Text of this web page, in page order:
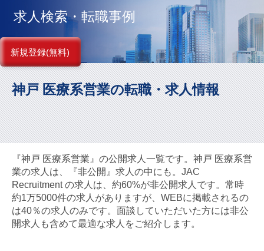
WEB（デジタル・メディア・ゲーム）
電気・電機
コンピュータハード・周辺機器
半導体
機械・装置
自動車・部品
化学
金属・素材
エネルギー・プラント
求人検索・転職事例
新規登録(無料)
神戸 医療系営業の転職・求人情報
『神戸 医療系営業』の公開求人一覧です。神戸 医療系営
業の求人は、『非公開』求人の中にも。JAC
Recruitment の求人は、約60%が非公開求人です。常時
約1万5000件の求人がありますが、WEBに掲載されるの
は40％の求人のみです。面談していただいた方には非公
開求人も含めて最適な求人をご紹介します。